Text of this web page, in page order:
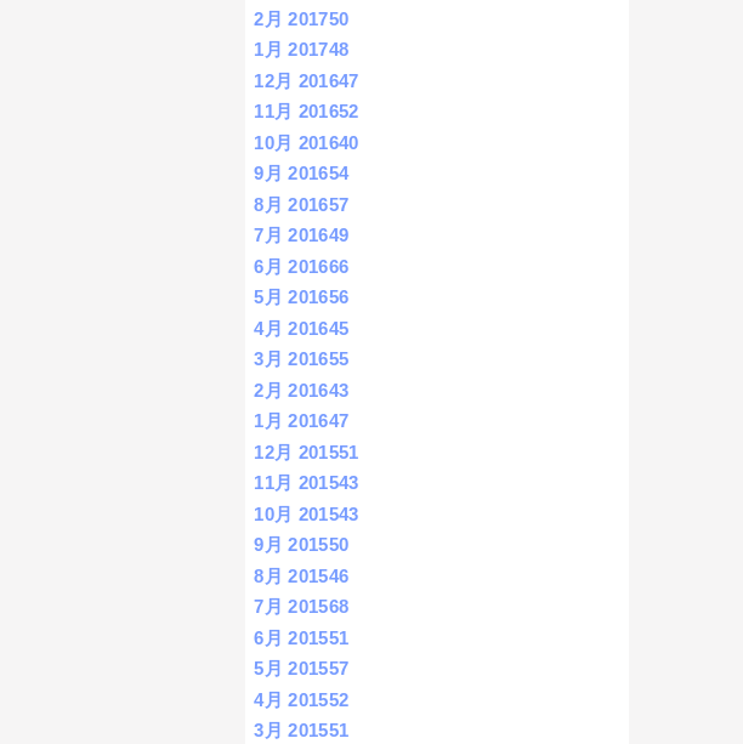
2月 201750
1月 201748
12月 201647
11月 201652
10月 201640
9月 201654
8月 201657
7月 201649
6月 201666
5月 201656
4月 201645
3月 201655
2月 201643
1月 201647
12月 201551
11月 201543
10月 201543
9月 201550
8月 201546
7月 201568
6月 201551
5月 201557
4月 201552
3月 201551